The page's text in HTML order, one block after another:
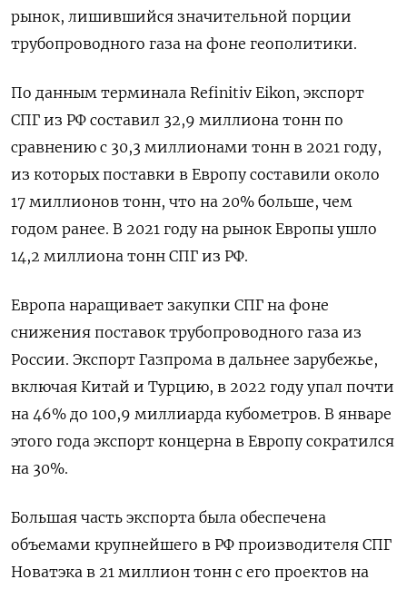
рынок, лишившийся значительной порции
трубопроводного газа на фоне геополитики.
По данным терминала Refinitiv Eikon, экспорт
СПГ из РФ составил 32,9 миллиона тонн по
сравнению с 30,3 миллионами тонн в 2021 году,
из которых поставки в Европу составили около
17 миллионов тонн, что на 20% больше, чем
годом ранее. В 2021 году на рынок Европы ушло
14,2 миллиона тонн СПГ из РФ.
Европа наращивает закупки СПГ на фоне
снижения поставок трубопроводного газа из
России. Экспорт Газпрома в дальнее зарубежье,
включая Китай и Турцию, в 2022 году упал почти
на 46% до 100,9 миллиарда кубометров. В январе
этого года экспорт концерна в Европу сократился
на 30%.
Большая часть экспорта была обеспечена
объемами крупнейшего в РФ производителя СПГ
Новатэка в 21 миллион тонн с его проектов на